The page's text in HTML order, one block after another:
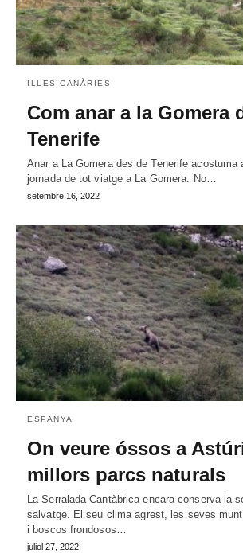
ILLES CANÀRIES
Com anar a la Gomera
Tenerife
Anar a La Gomera des de Tenerife acostuma
jornada de tot viatge a La Gomera. No…
setembre 16, 2022
ESPANYA
On veure óssos a
millors parcs naturals
La Serralada Cantàbrica encara conserva la
salvatge. El seu clima agrest, les seves
i boscos frondosos…
juliol 27, 2022